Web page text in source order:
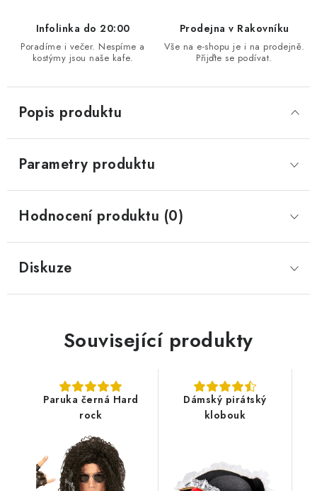
Infolinka do 20:00
Poradíme i večer. Nespíme a
kostýmy jsou naše kafe.
Prodejna v Rakovníku
Vše na e-shopu je i na prodejně.
Přijďte se podívat.
Popis produktu
Parametry produktu
Hodnocení produktu (0)
Diskuze
Související produkty
Paruka černá Hard
rock
Dámský pirátský
klobouk